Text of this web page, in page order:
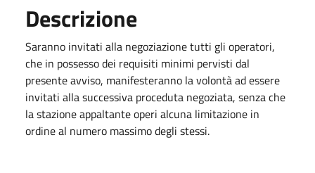
Descrizione
Saranno invitati alla negoziazione tutti gli operatori,
che in possesso dei requisiti minimi pervisti dal
presente avviso, manifesteranno la volontà ad essere
invitati alla successiva proceduta negoziata, senza che
la stazione appaltante operi alcuna limitazione in
ordine al numero massimo degli stessi.